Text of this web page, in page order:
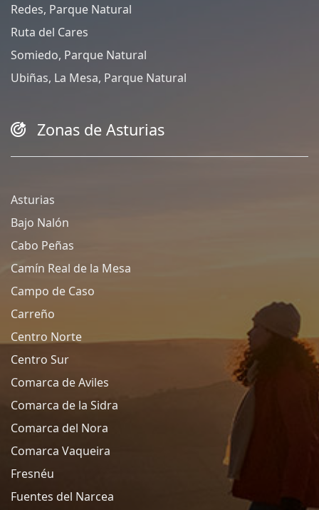
Redes, Parque Natural
Ruta del Cares
Somiedo, Parque Natural
Ubiñas, La Mesa, Parque Natural
Zonas de Asturias
Asturias
Bajo Nalón
Cabo Peñas
Camín Real de la Mesa
Campo de Caso
Carreño
Centro Norte
Centro Sur
Comarca de Aviles
Comarca de la Sidra
Comarca del Nora
Comarca Vaqueira
Fresnéu
Fuentes del Narcea